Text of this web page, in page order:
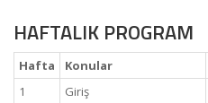
HAFTALIK PROGRAM
Hafta Konular
1
Giriş